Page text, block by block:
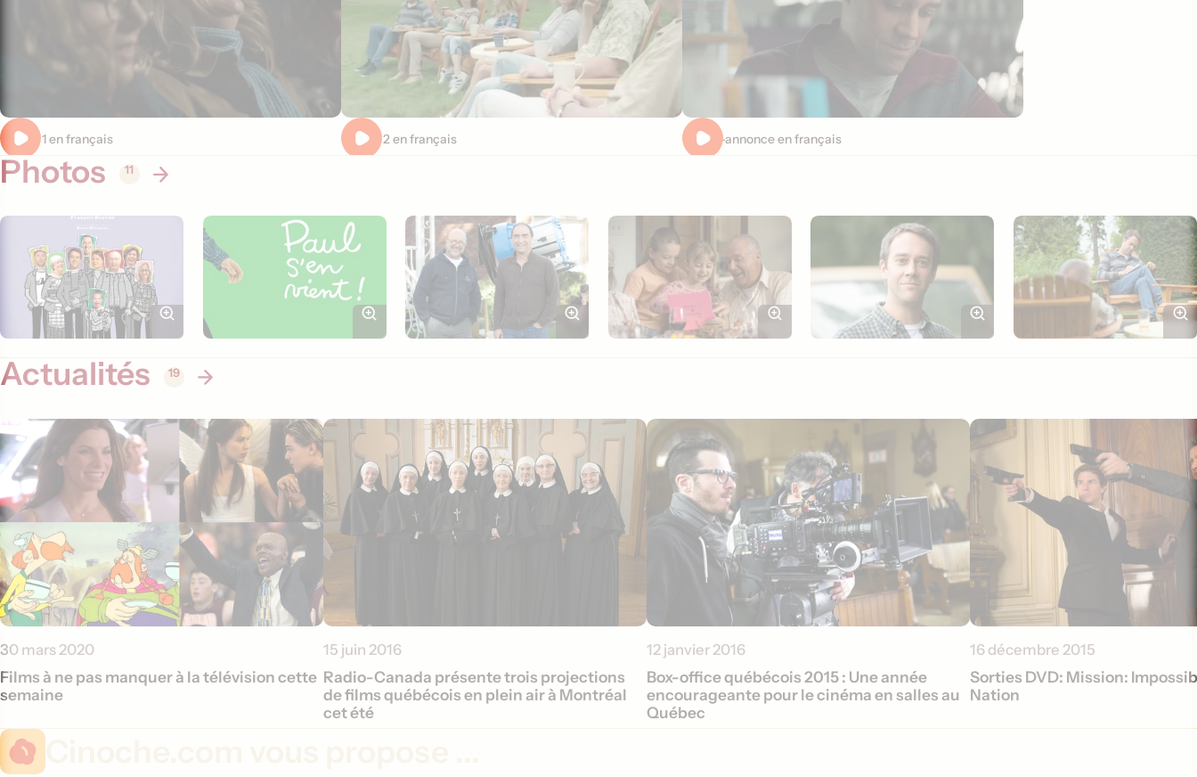
Extrait 1 en français Extrait 2 en français Bande-annonce en français
Photos 11
Actualités 19
30 mars 2020
Films à ne pas manquer à la télévision cette
semaine
15 juin 2016
Radio-Canada présente trois projections
de films québécois en plein air à Montréal
cet été
12 janvier 2016
Box-office québécois 2015 : Une année
encourageante pour le cinéma en salles au
Québec
16 décembre 2015
Sorties DVD: Mission:
Nation